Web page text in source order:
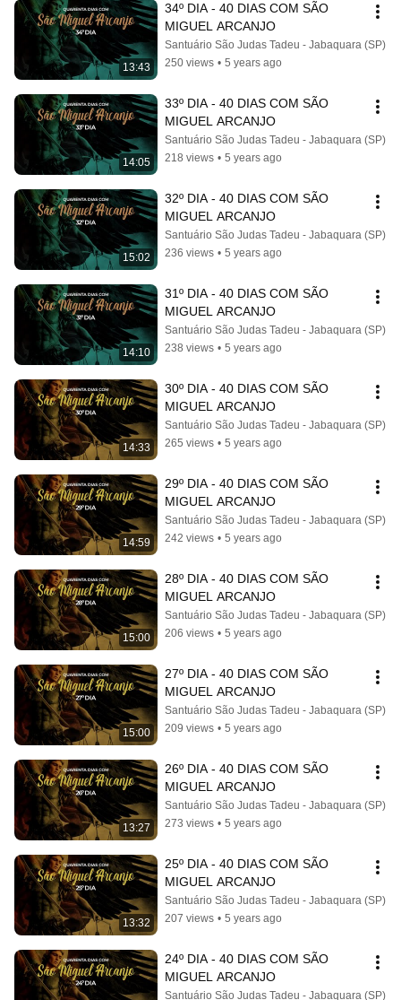
13:43
34º DIA - 40 DIAS COM SÃO
MIGUEL ARCANJO
Santuário São Judas Tadeu - Jabaquara (SP)
250 views • 5 years ago
14:05
33º DIA - 40 DIAS COM SÃO
MIGUEL ARCANJO
Santuário São Judas Tadeu - Jabaquara (SP)
218 views • 5 years ago
15:02
32º DIA - 40 DIAS COM SÃO
MIGUEL ARCANJO
Santuário São Judas Tadeu - Jabaquara (SP)
236 views • 5 years ago
14:10
31º DIA - 40 DIAS COM SÃO
MIGUEL ARCANJO
Santuário São Judas Tadeu - Jabaquara (SP)
238 views • 5 years ago
14:33
30º DIA - 40 DIAS COM SÃO
MIGUEL ARCANJO
Santuário São Judas Tadeu - Jabaquara (SP)
265 views • 5 years ago
14:59
29º DIA - 40 DIAS COM SÃO
MIGUEL ARCANJO
Santuário São Judas Tadeu - Jabaquara (SP)
242 views • 5 years ago
15:00
28º DIA - 40 DIAS COM SÃO
MIGUEL ARCANJO
Santuário São Judas Tadeu - Jabaquara (SP)
206 views • 5 years ago
15:00
27º DIA - 40 DIAS COM SÃO
MIGUEL ARCANJO
Santuário São Judas Tadeu - Jabaquara (SP)
209 views • 5 years ago
13:27
26º DIA - 40 DIAS COM SÃO
MIGUEL ARCANJO
Santuário São Judas Tadeu - Jabaquara (SP)
273 views • 5 years ago
13:32
25º DIA - 40 DIAS COM SÃO
MIGUEL ARCANJO
Santuário São Judas Tadeu - Jabaquara (SP)
207 views • 5 years ago
24º DIA - 40 DIAS COM SÃO
MIGUEL ARCANJO
Santuário São Judas Tadeu - Jabaquara (SP)